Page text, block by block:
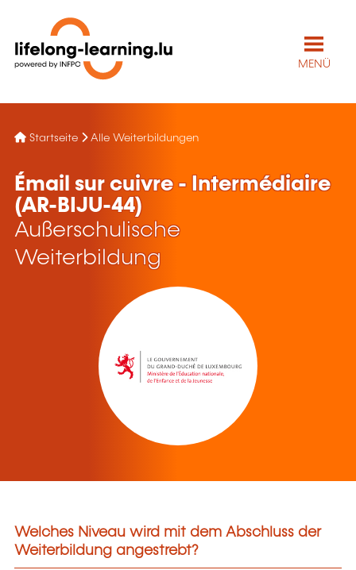
MENÜ
Startseite Alle Weiterbildungen
Émail sur cuivre - Intermédiaire
(AR-BIJU-44)
Außerschulische
Weiterbildung
Welches Niveau wird mit dem Abschluss der
Weiterbildung angestrebt?